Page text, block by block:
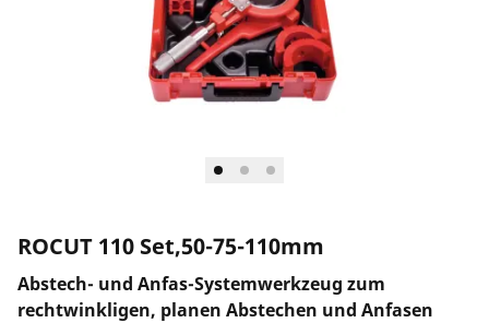
Unternehmen und Karriere
ROCUT 110 Set,50-75-110mm
Abstech- und Anfas-Systemwerkzeug zum
rechtwinkligen, planen Abstechen und Anfasen